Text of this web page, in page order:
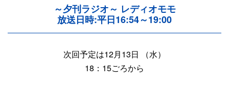
～夕刊ラジオ～ レディオモモ
放送日時:平日16:54～19:00
次回予定は12月13日 （水）
18：15ごろから